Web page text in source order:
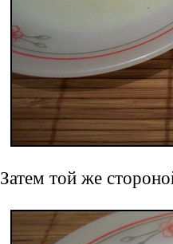
Затем той же